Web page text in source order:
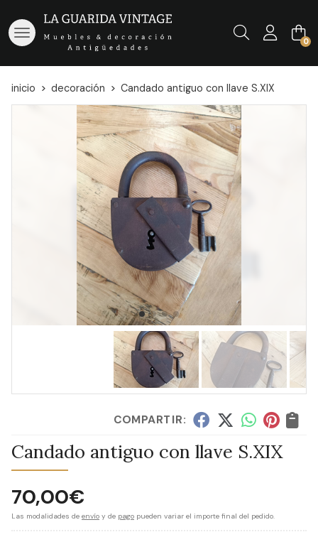
Buscar 0
inicio decoración Candado antiguo con llave S.XIX
COMPARTIR:
Candado antiguo con llave S.XIX
70,00€
Las modalidades de envío y de pago pueden variar el importe final del pedido.